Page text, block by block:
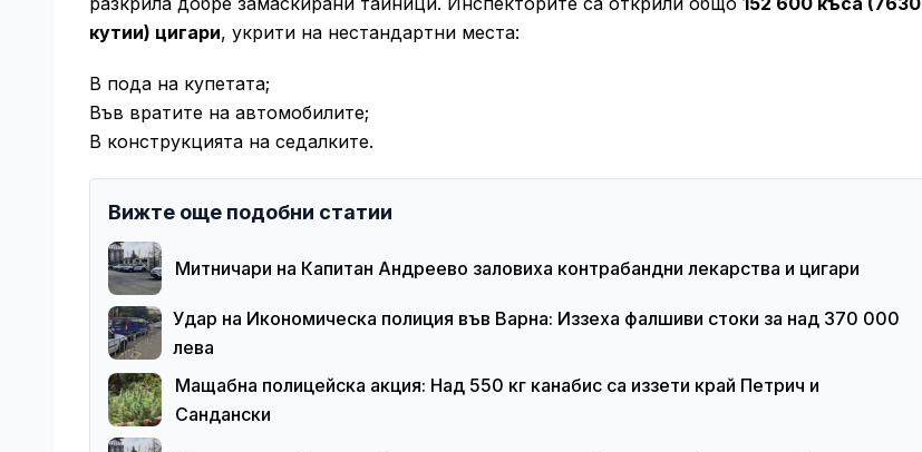
кутии) цигари, укрити на нестандартни места:
В пода на купетата;
Във вратите на автомобилите;
В конструкцията на седалките.
Вижте още подобни статии
Митничари на Капитан Андреево заловиха контрабандни лекарства и цигари
Удар на Икономическа полиция във Варна: Иззеха фалшиви стоки за над 370 000
лева
Мащабна полицейска акция: Над 550 кг канабис са иззети край Петрич и
Сандански